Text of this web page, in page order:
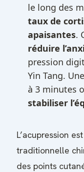
le long des
taux de
apaisantes.
réduire
pression
Yin Tang.
à 3 minutes
stabiliser
L’acupression
traditionnelle
des points